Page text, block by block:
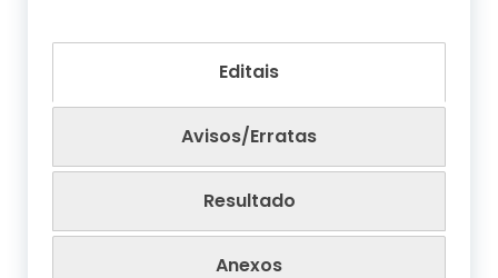
Editais
Avisos/Erratas
Resultado
Anexos